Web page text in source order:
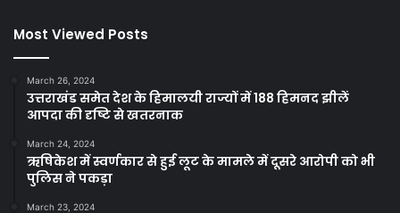
Most Viewed Posts
March 26, 2024
उत्तराखंड समेत देश के हिमालयी राज्यों में 188 हिमनद झीलें
आपदा की दृष्टि से खतरनाक
March 24, 2024
ऋषिकेश में स्वर्णकार से हुई लूट के मामले में दूसरे आरोपी को भी
पुलिस ने पकड़ा
March 23, 2024